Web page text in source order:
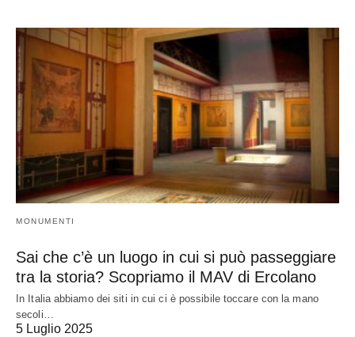
MONUMENTI
Sai che c’è un luogo in cui si può passeggiare
tra la storia? Scopriamo il MAV di Ercolano
In Italia abbiamo dei siti in cui ci è possibile toccare con la mano
secoli…
5 Luglio 2025